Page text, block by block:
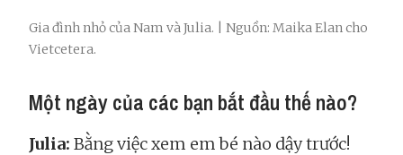
Gia đình nhỏ của Nam và Julia. | Nguồn: Maika Elan cho
Vietcetera.
Một ngày của các bạn bắt đầu thế nào?
Julia: Bằng việc xem em bé nào dậy trước!